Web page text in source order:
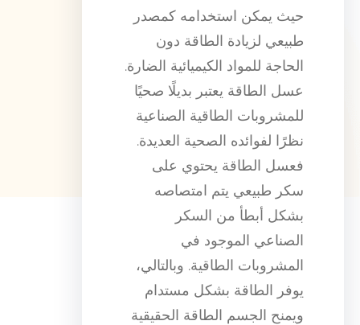
حيث يمكن استخدامه كمصدر
طبيعي لزيادة الطاقة دون
الحاجة للمواد الكيميائية الضارة.
عسل الطاقة يعتبر بديلًا صحيًا
للمشروبات الطاقية الصناعية
نظرًا لفوائده الصحية العديدة.
فعسل الطاقة يحتوي على
سكر طبيعي يتم امتصاصه
بشكل أبطأ من السكر
الصناعي الموجود في
المشروبات الطاقية. وبالتالي،
يوفر الطاقة بشكل مستدام
ويمنح الجسم الطاقة الحقيقية